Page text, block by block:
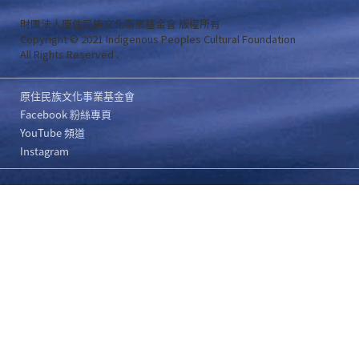
財團法人原住民族文化事業基金會 版權所有
Copyright © 2021 Indigenous Peoples Cultural Foundation
All Rights Reserved .
原住民族文化事業基金會
Facebook 粉絲專頁
YouTube 頻道
Instagram